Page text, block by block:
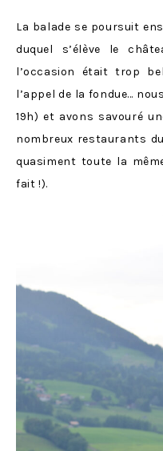
La balade se poursuit
duquel s’élève le
l’occasion était trop
l’appel de la fondue…
19h) et avons savouré
nombreux restaurants
quasiment toute la
fait !).